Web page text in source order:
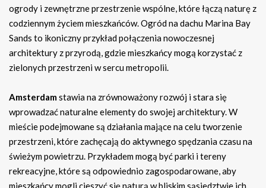
ogrody i zewnętrzne przestrzenie wspólne, które łączą naturę z
codziennym życiem mieszkańców. Ogród na dachu Marina Bay
Sands to ikoniczny przykład połączenia nowoczesnej
architektury z przyrodą, gdzie mieszkańcy mogą korzystać z
zielonych przestrzeni w sercu metropolii.
Amsterdamstawia na zrównoważony rozwój i stara się
wprowadzać naturalne elementy do swojej architektury. W
mieście podejmowane są działania mające na celu tworzenie
przestrzeni, które zachęcają do aktywnego spędzania czasu na
świeżym powietrzu. Przykładem mogą być parki i tereny
rekreacyjne, które są odpowiednio zagospodarowane, aby
mieszkańcy mogli cieszyć się naturą w bliskim sąsiedztwie ich